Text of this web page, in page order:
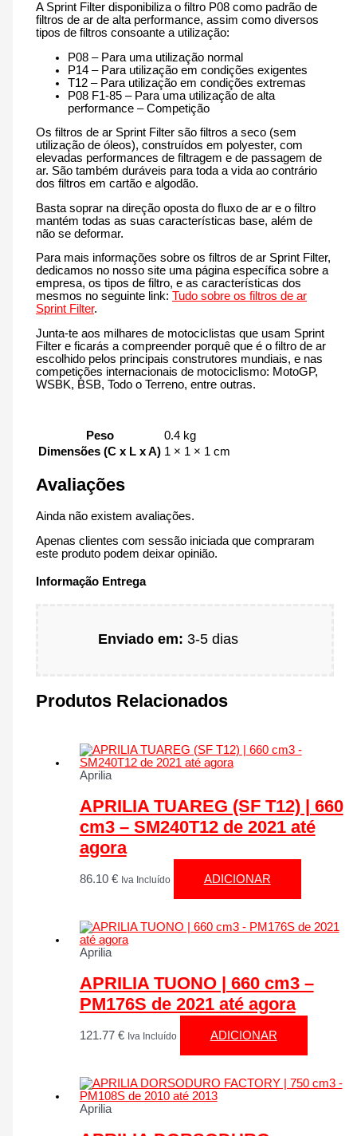
A Sprint Filter disponibiliza o filtro P08 como padrão de
filtros de ar de alta performance, assim como diversos
tipos de filtros consoante a utilização:
P08 – Para uma utilização normal
P14 – Para utilização em condições exigentes
T12 – Para utilização em condições extremas
P08 F1-85 – Para uma utilização de alta
performance – Competição
Os filtros de ar Sprint Filter são filtros a seco (sem
utilização de óleos), construídos em polyester, com
elevadas performances de filtragem e de passagem de
ar. São também duráveis para toda a vida ao contrário
dos filtros em cartão e algodão.
Basta soprar na direção oposta do fluxo de ar e o filtro
mantém todas as suas características base, além de
não se deformar.
Para mais informações sobre os filtros de ar Sprint Filter,
dedicamos no nosso site uma página específica sobre a
empresa, os tipos de filtro, e as características dos
mesmos no seguinte link:Tudo sobre os filtros de ar
Sprint Filter.
Junta-te aos milhares de motociclistas que usam Sprint
Filter e ficarás a compreender porquê que é o filtro de ar
escolhido pelos principais construtores mundiais, e nas
competições internacionais de motociclismo: MotoGP,
WSBK, BSB, Todo o Terreno, entre outras.
Peso
0.4 kg
Dimensões (C x L x A) 1 × 1 × 1 cm
Avaliações
Ainda não existem avaliações.
Apenas clientes com sessão iniciada que compraram
este produto podem deixar opinião.
Informação Entrega
Enviado em: 3-5 dias
Produtos Relacionados
Aprilia
APRILIA TUAREG (SF T12) | 660
cm3 – SM240T12 de 2021 até
agora
86.10 € Iva Incluído ADICIONAR
Aprilia
APRILIA TUONO | 660 cm3 –
PM176S de 2021 até agora
121.77 € Iva Incluído ADICIONAR
Aprilia